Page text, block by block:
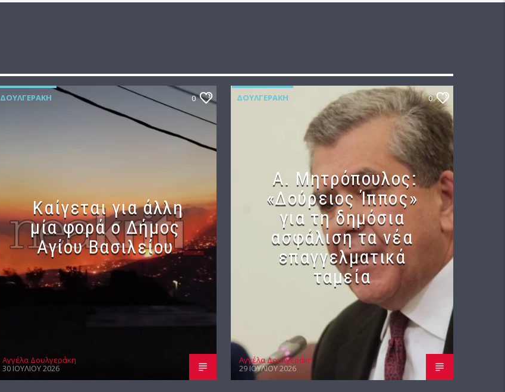
ΔΟΥΛΓΕΡΆΚΗ 0
Καίγεται για άλλη
μία φορά ο Δήμος
Αγίου Βασιλείου
Αγγέλα Δουλγεράκη
30 ΙΟΥΛΊΟΥ 2026
ΔΟΥΛΓΕΡΆΚΗ 0
Α. Μητρόπουλος:
«Δούρειος Ίππος»
για τη δημόσια
ασφάλιση τα νέα
επαγγελματικά
ταμεία
Αγγέλα Δουλγεράκη
29 ΙΟΥΛΊΟΥ 2026